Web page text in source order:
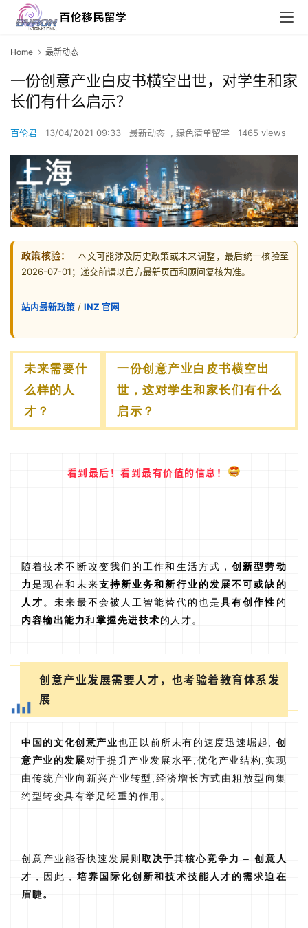
Home 最新动态
一份创意产业白皮书横空出世，对学生和家
长们有什么启示？
百伦君 13/04/2021 09:33 最新动态 , 绿色清单留学 1465 views
政策核验：
本文可能涉及历史政策或未来调整，最后统一核验至
2026-07-01；递交前请以官方最新页面和顾问复核为准。
站内最新政策 / INZ 官网
未来需要什
么样的人
才？
一份创意产业白皮书横空出
世，这对学生和家长们有什么
启示？
看到最后！看到最有价值的信息！
随着技术不断改变我们的工作和生活方式，创新型劳动
力是现在和未来支持新业务和新行业的发展不可或缺的
人才 。未来最不会被人工智能替代的也是具有创作性 的
内容输出能力和掌握先进技术的人才。
创意产业发展需要人才，也考验着教育体系发
展
中国的文化创意产业也正以前所未有的速度迅速崛起, 创
意产业的发展对于提升产业发展水平,优化产业结构,实现
由传统产业向新兴产业转型,经济增长方式由粗放型向集
约型转变具有举足轻重的作用。
创意产业能否快速发展则 取决于其核心竞争力 – 创意人
才 ，因此，培养国际化创新和技术技能人才的需求迫在
眉睫。